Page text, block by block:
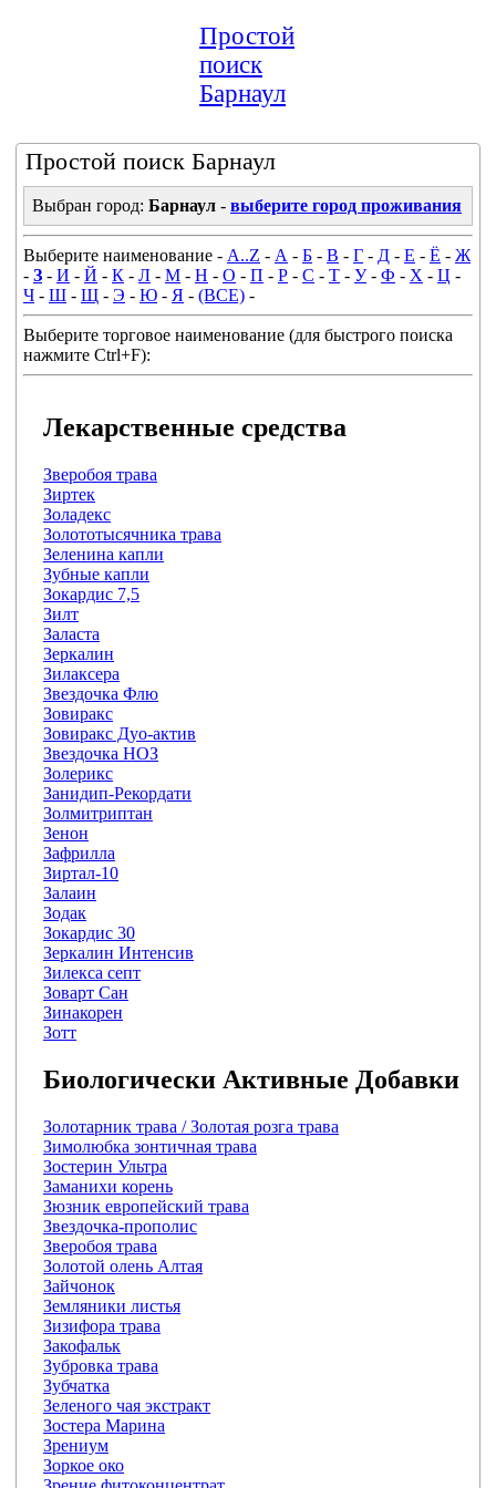
Простой
поиск
Барнаул
Простой поиск Барнаул
Выбран город: Барнаул - выберите город проживания
Выберите наименование - A..Z - А - Б - В - Г - Д - Е - Ё - Ж
- З - И - Й - К - Л - М - Н - О - П - Р - С - Т - У- Ф - Х - Ц -
Ч - Ш - Щ - Э - Ю - Я - (ВСЕ) -
Выберите торговое наименование (для быстрого поиска
нажмите Ctrl+F):
Лекарственные средства
Зверобоя трава
Зиртек
Золадекс
Золототысячника трава
Зеленина капли
Зубные капли
Зокардис 7,5
Зилт
Заласта
Зеркалин
Зилаксера
Звездочка Флю
Зовиракс
Зовиракс Дуо-актив
Звездочка НОЗ
Золерикс
Занидип-Рекордати
Золмитриптан
Зенон
Зафрилла
Зиртал-10
Залаин
Зодак
Зокардис 30
Зеркалин Интенсив
Зилекса септ
Зоварт Сан
Зинакорен
Зотт
Биологически Активные Добавки
Золотарник трава / Золотая розга трава
Зимолюбка зонтичная трава
Зостерин Ультра
Заманихи корень
Зюзник европейский трава
Звездочка-прополис
Зверобоя трава
Золотой олень Алтая
Зайчонок
Земляники листья
Зизифора трава
Закофальк
Зубровка трава
Зубчатка
Зеленого чая экстракт
Зостера Марина
Зрениум
Зоркое око